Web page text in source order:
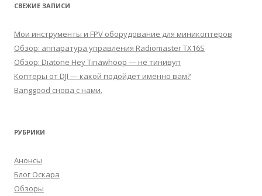
СВЕЖИЕ ЗАПИСИ
Мои инструменты и FPV оборудование для миникоптеров
Обзор: аппаратура управления Radiomaster TX16S
Обзор: Diatone Hey Tinawhoop — не тинивуп
Коптеры от DJI — какой подойдет именно вам?
Banggood снова с нами.
РУБРИКИ
Анонсы
Блог Оскара
Обзоры